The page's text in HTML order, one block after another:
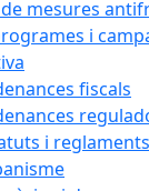
de mesures
i
fiscals
i